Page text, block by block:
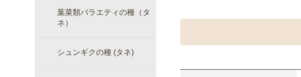
葉菜類バラエティの種（タ
ネ）
シュンギクの種 (タネ)